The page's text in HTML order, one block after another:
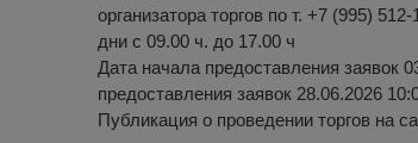
организатора торгов по т. +7 (995)
дни с 09.00 ч. до 17.00 ч
Дата начала предоставления заявок
предоставления заявок 28.06.2026
Публикация о проведении торгов на